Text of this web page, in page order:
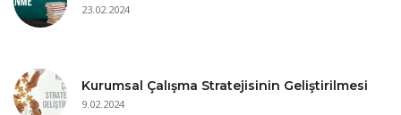
23.02.2024
Kurumsal Çalışma Stratejisinin Geliştirilmesi
9.02.2024